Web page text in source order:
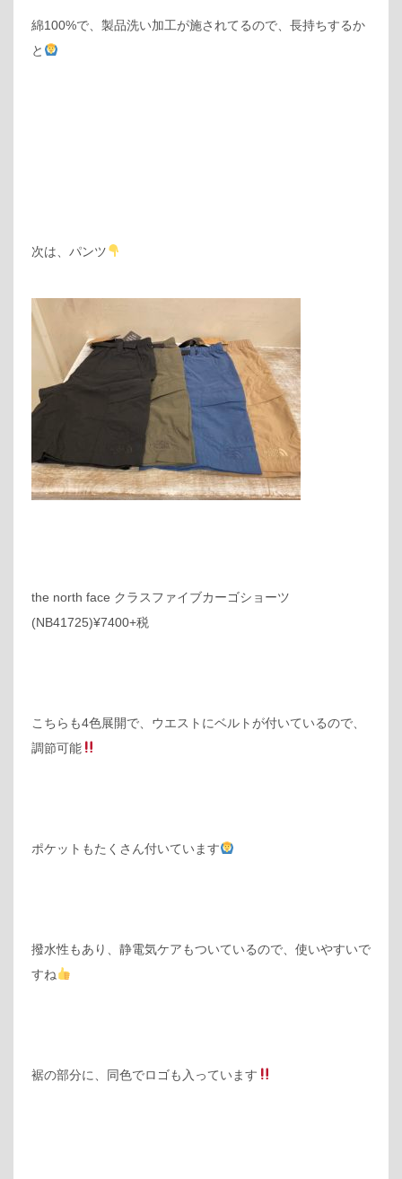
綿100%で、製品洗い加工が施されてるので、長持ちするか
と
次は、パンツ
the north face クラスファイブカーゴショーツ
(NB41725)¥7400+税
こちらも4色展開で、ウエストにベルトが付いているので、
調節可能
ポケットもたくさん付いています
撥水性もあり、静電気ケアもついているので、使いやすいで
すね
裾の部分に、同色でロゴも入っています